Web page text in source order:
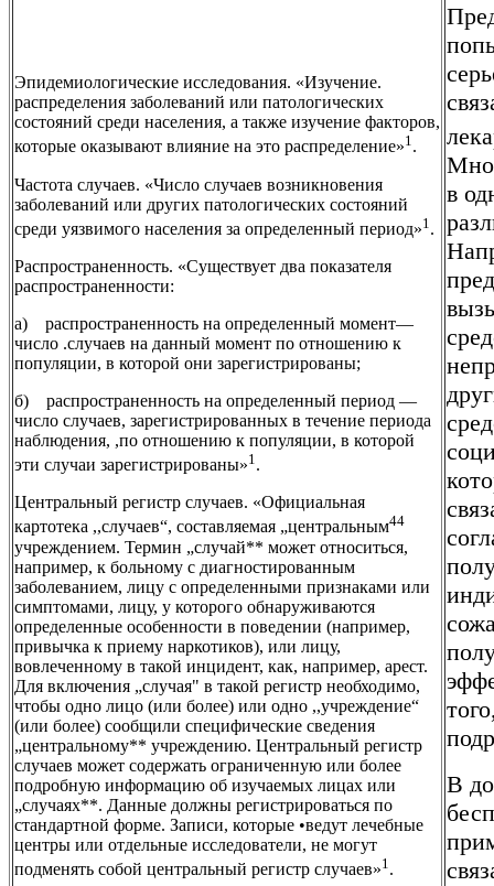
Эпидемиологические исследования. «Изучение.
распределения заболеваний или патологических
состояний среди населения, а также изучение факторов,
которые оказывают влияние на это распределение»1.
Частота случаев. «Число случаев возникновения
заболеваний или других патологических состояний
среди уязвимого населения за определенный период»1 .
Распространенность. «Существует два показателя
распространенности:
а) распространенность на определенный момент—
число .случаев на данный момент по отношению к
популяции, в которой они зарегистрированы;
б) распространенность на определенный период —
число случаев, зарегистрированных в течение периода
наблюдения, ,по отношению к популяции, в которой
эти случаи зарегистрированы»1.
Центральный регистр случаев. «Официальная
картотека ,,случаев“, составляемая „центральным44
учреждением. Термин „случай** может относиться,
например, к больному с диагностированным
заболеванием, лицу с определенными признаками или
симптомами, лицу, у которого обнаруживаются
определенные особенности в поведении (например,
привычка к приему наркотиков), или лицу,
вовлеченному в такой инцидент, как, например, арест.
Для включения „случая" в такой регистр необходимо,
чтобы одно лицо (или более) или одно ,,учреждение“
(или более) сообщили специфические сведения
„центральному** учреждению. Центральный регистр
случаев может содержать ограниченную или более
подробную информацию об изучаемых лицах или
„случаях**. Данные должны регистрироваться по
стандартной форме. Записи, которые •ведут лечебные
центры или отдельные исследователи, не могут
подменять собой центральный регистр случаев»1 .
в
В